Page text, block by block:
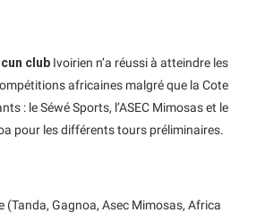
club Ivoirien n’a réussi à atteindre les
africaines malgré que la Cote
: le Séwé Sports, l’ASEC Mimosas et le
pour les différents tours préliminaires.
(Tanda, Gagnoa, Asec Mimosas, Africa